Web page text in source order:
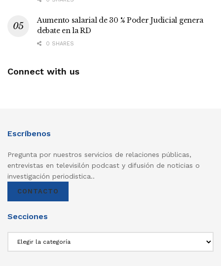
Aumento salarial de 30 % Poder Judicial genera
debate en la RD
0 SHARES
Connect with us
Escríbenos
Pregunta por nuestros servicios de relaciones públicas,
entrevistas en televisilón podcast y difusión de noticias o
investigación periodistica..
CONTACTO
Secciones